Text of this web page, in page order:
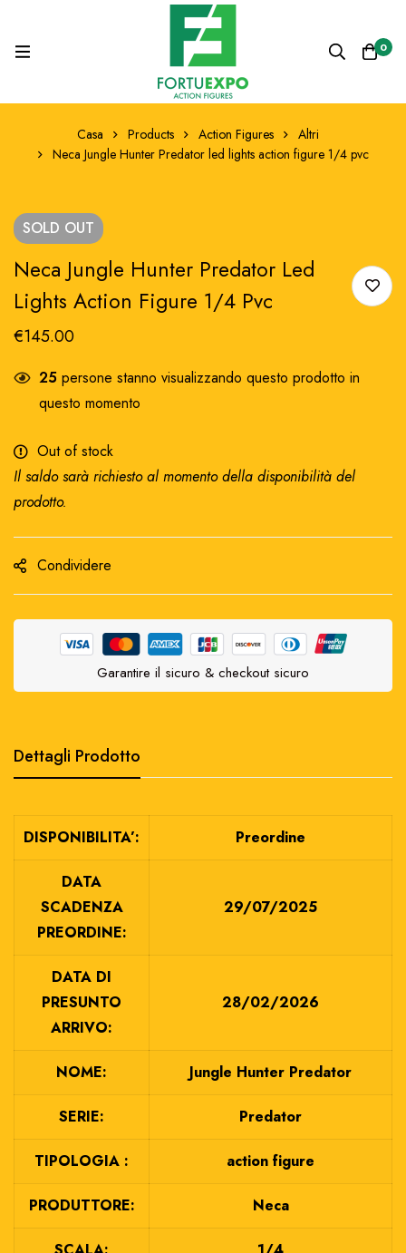
0
Casa Products Action Figures
Altri
Neca Jungle Hunter Predator led lights action figure 1/4 pvc
SOLD OUT
Neca Jungle Hunter Predator Led
Lights Action Figure 1/4 Pvc
€145.00
25 persone stanno visualizzando questo prodotto in
questo momento
Out of stock
Il saldo sarà richiesto al momento della disponibilità del
prodotto.
Condividere
Garantire il sicuro & checkout sicuro
Dettagli Prodotto
DISPONIBILITA’: Preordine
DATA
SCADENZA
PREORDINE:
29/07/2025
DATA DI
PRESUNTO
ARRIVO:
28/02/2026
NOME: Jungle Hunter Predator
SERIE: Predator
TIPOLOGIA : action figure
PRODUTTORE: Neca